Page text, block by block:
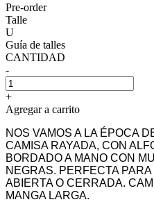
Pre-order
Talle
U
Guía de talles
CANTIDAD
-
+
Agregar a carrito
NOS VAMOS A LA ÉPOCA
CAMISA RAYADA, CON
BORDADO A MANO CON
NEGRAS. PERFECTA
ABIERTA O CERRADA.
MANGA LARGA.